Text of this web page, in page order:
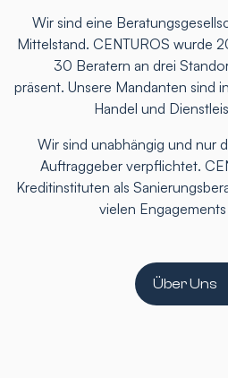
Wir sind eine
Mittelstand. CENTUROS wurde
30 Beratern an drei
präsent. Unsere Mandanten sind
Handel und
Wir sind unabhängig und nur
Auftraggeber verpflichtet.
Kreditinstituten als
vielen
Über Uns